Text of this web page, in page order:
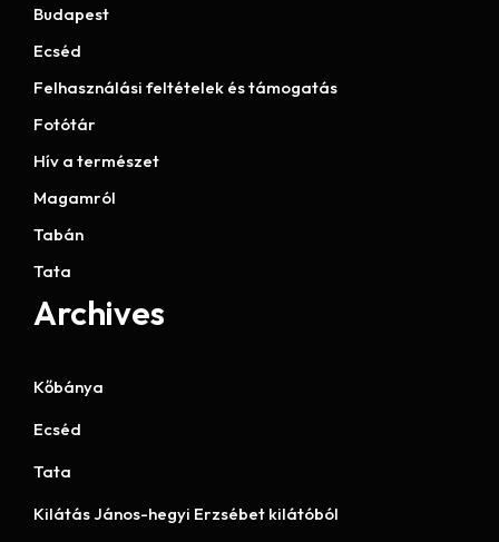
Budapest
Ecséd
Felhasználási feltételek és támogatás
Fotótár
Hív a természet
Magamról
Tabán
Tata
Archives
Kőbánya
Ecséd
Tata
Kilátás János-hegyi Erzsébet kilátóból